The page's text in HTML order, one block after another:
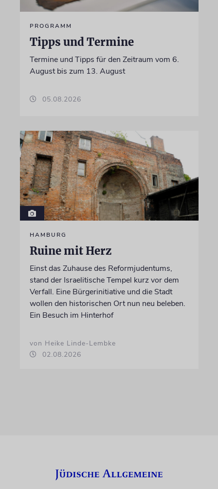
PROGRAMM
Tipps und Termine
Termine und Tipps für den Zeitraum vom 6.
August bis zum 13. August
05.08.2026
HAMBURG
Ruine mit Herz
Einst das Zuhause des Reformjudentums,
stand der Israelitische Tempel kurz vor dem
Verfall. Eine Bürgerinitiative und die Stadt
wollen den historischen Ort nun neu beleben.
Ein Besuch im Hinterhof
von Heike Linde-Lembke
02.08.2026